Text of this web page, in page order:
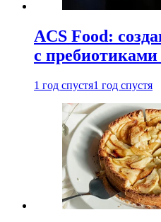
ACS Food:
с
1 год спустя1 год спустя